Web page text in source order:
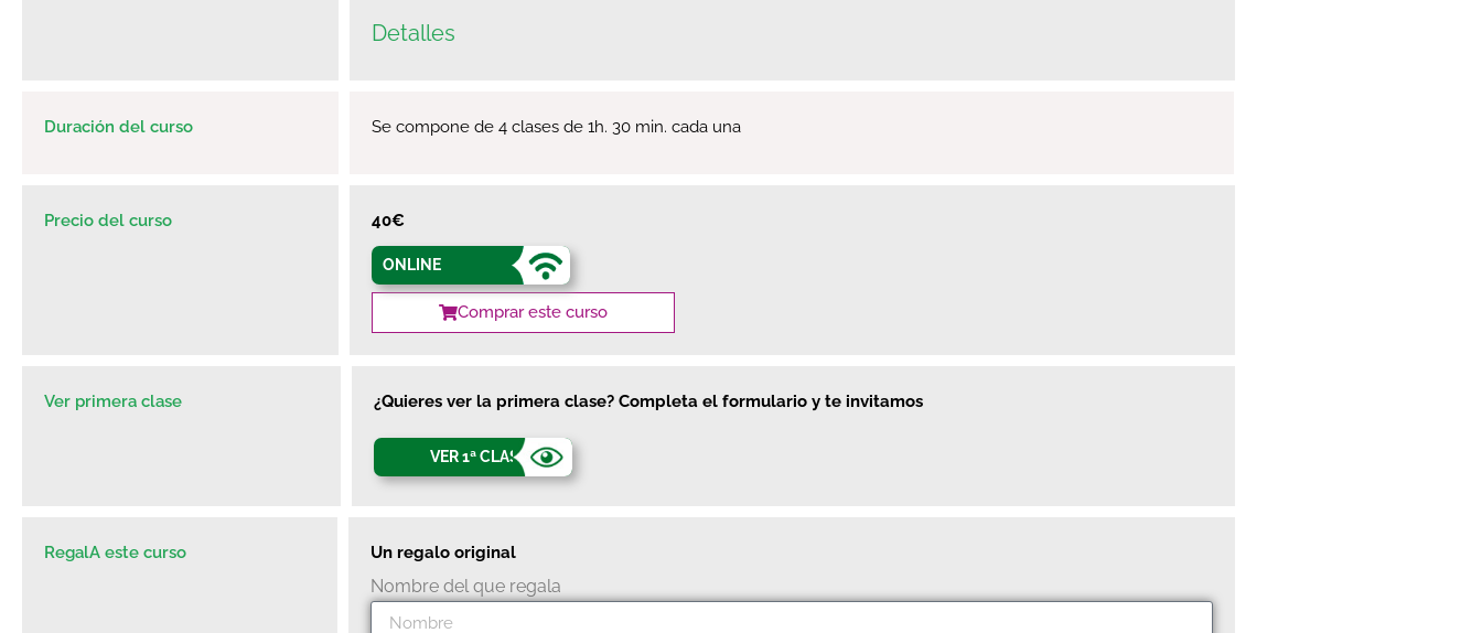
Detalles
Duración del curso Se compone de 4 clases de 1h. 30 min. cada una
Precio del curso 40€
ONLINE
Comprar este curso
Ver primera clase ¿Quieres ver la primera clase? Completa el formulario y te invitamos
VER 1ª CLASE
RegalA este curso Un regalo original
Nombre del que regala